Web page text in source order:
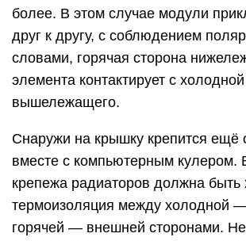
более. В этом случае модули
друг к другу, с соблюдением
словами, горячая сторона
элемента контактирует с
вышележащего.
Снаружи на крышку крепится ещё
вместе с компьютерным кулером.
крепежа радиаторов должна быть
термоизоляция между холодной
горячей — внешней сторонами.